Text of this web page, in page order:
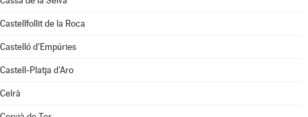
Castellfollit de la Roca
Castelló d'Empúries
Castell-Platja d'Aro
Celrà